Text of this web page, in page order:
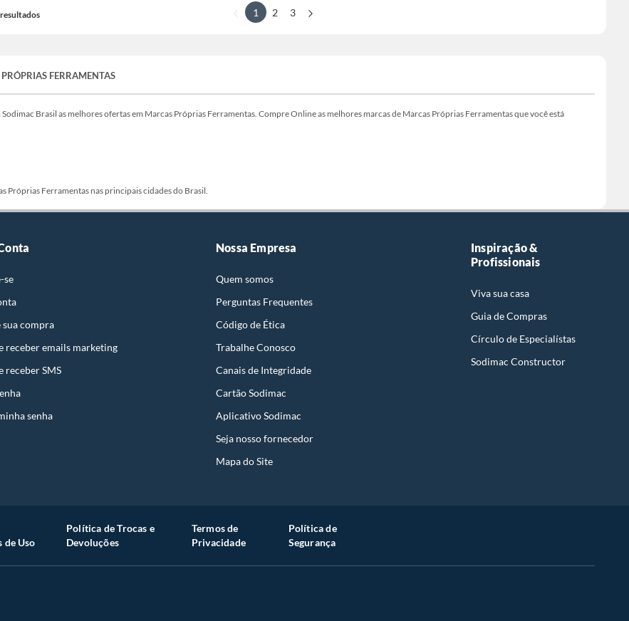
1 2 3
FERRAMENTAS
Brasil as melhores ofertas em Marcas Próprias Ferramentas. Compre Online as melhores marcas de Marcas Próprias Ferramentas que você está
Próprias Ferramentas nas principais cidades do Brasil.
se
sua compra
receber emails marketing
receber SMS
senha
Nossa Empresa
Quem somos
Perguntas Frequentes
Código de Ética
Trabalhe Conosco
Canais de Integridade
Cartão Sodimac
Aplicativo Sodimac
Seja nosso fornecedor
Mapa do Site
Inspiração &
Profissionais
Viva sua casa
Guia de Compras
Círculo de Especialístas
Sodimac Constructor
de Uso
Política de Trocas e
Devoluções
Termos de
Privacidade
Política de
Segurança